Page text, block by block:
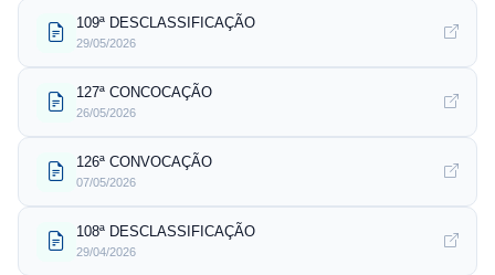
109ª DESCLASSIFICAÇÃO
29/05/2026
127ª CONCOCAÇÃO
26/05/2026
126ª CONVOCAÇÃO
07/05/2026
108ª DESCLASSIFICAÇÃO
29/04/2026